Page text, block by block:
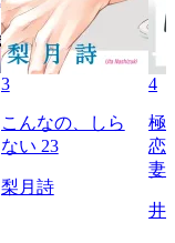
3
こんなの、しら
ない 23
梨月詩
4
極
恋
妻
井